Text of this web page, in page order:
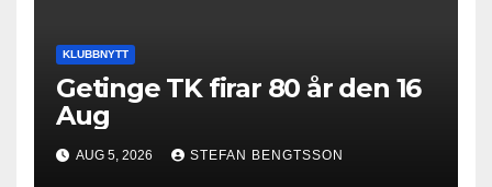
KLUBBNYTT
Getinge TK firar 80 år den 16
Aug
AUG 5, 2026 STEFAN BENGTSSON